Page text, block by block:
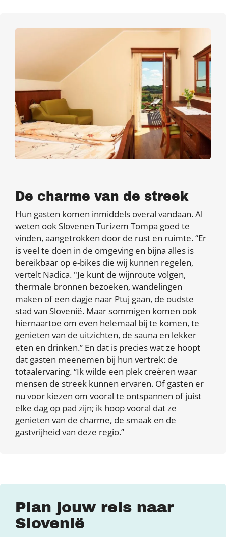
De charme van de streek
Hun gasten komen inmiddels overal vandaan. Al
weten ook Slovenen Turizem Tompa goed te
vinden, aangetrokken door de rust en ruimte. “Er
is veel te doen in de omgeving en bijna alles is
bereikbaar op e-bikes die wij kunnen regelen,
vertelt Nadica. "Je kunt de wijnroute volgen,
thermale bronnen bezoeken, wandelingen
maken of een dagje naar Ptuj gaan, de oudste
stad van Slovenië. Maar sommigen komen ook
hiernaartoe om even helemaal bij te komen, te
genieten van de uitzichten, de sauna en lekker
eten en drinken.” En dat is precies wat ze hoopt
dat gasten meenemen bij hun vertrek: de
totaalervaring. “Ik wilde een plek creëren waar
mensen de streek kunnen ervaren. Of gasten er
nu voor kiezen om vooral te ontspannen of juist
elke dag op pad zijn; ik hoop vooral dat ze
genieten van de charme, de smaak en de
gastvrijheid van deze regio.”
Plan jouw reis naar
Slovenië